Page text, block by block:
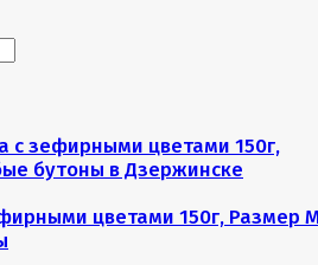
цветами 150г, Размер